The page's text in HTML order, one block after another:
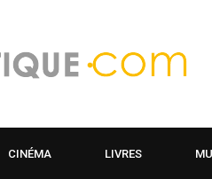
CINÉMA LIVRES